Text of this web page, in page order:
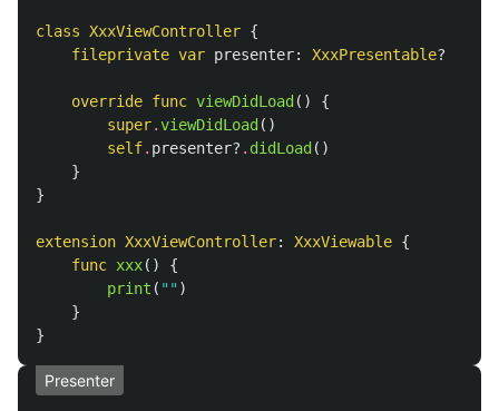
class XxxViewController {
fileprivate var presenter: XxxPresentable?
override func viewDidLoad ()
{
super.viewDidLoad ()
self. presenter? . didLoad ()
}
}
extension XxxViewController: XxxViewable {
func xxx()
{
print ( "" )
}
}
Presenter